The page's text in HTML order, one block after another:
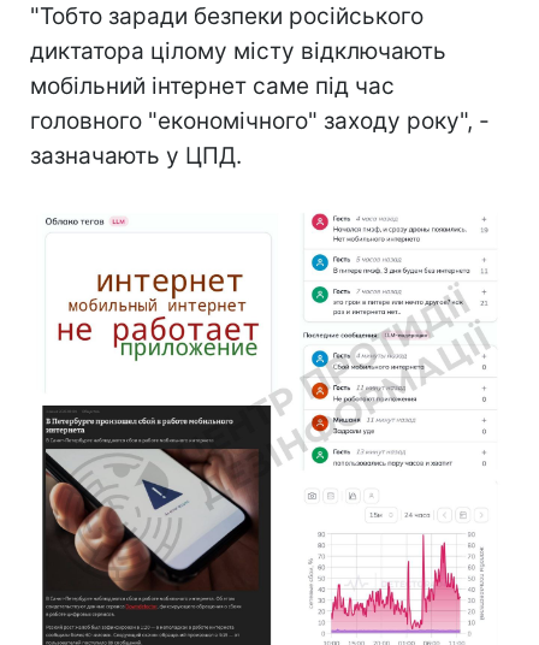
"Тобто заради безпеки російського
диктатора цілому місту відключають
мобільний інтернет саме під час
головного "економічного" заходу року", -
зазначають у ЦПД.